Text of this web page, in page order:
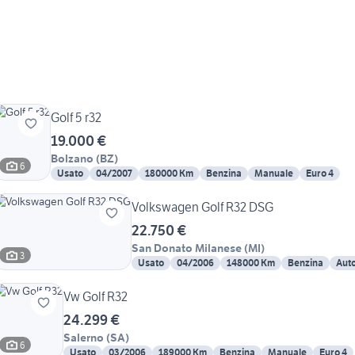
6
Golf 5 r32
19.000 €
Bolzano (BZ)
Usato 04/2007 180000 Km Benzina Manuale Euro 4
3
Volkswagen Golf R32 DSG
22.750 €
San Donato Milanese (MI)
Usato 04/2006 148000 Km Benzina
6
Vw Golf R32
24.299 €
Salerno (SA)
Usato 03/2006 189000 Km Benzina Manuale Euro 4